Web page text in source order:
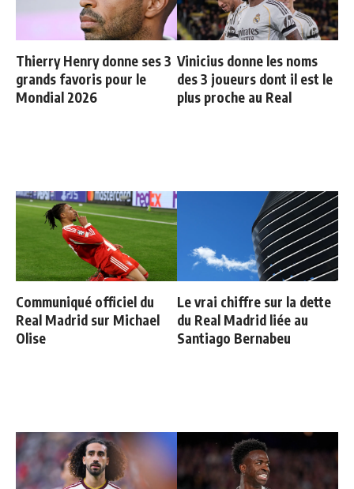
Thierry Henry donne ses 3
grands favoris pour le
Mondial 2026
Vinicius donne les noms
des 3 joueurs dont il est le
plus proche au Real
Communiqué officiel du
Real Madrid sur Michael
Olise
Le vrai chiffre sur la dette
du Real Madrid liée au
Santiago Bernabeu